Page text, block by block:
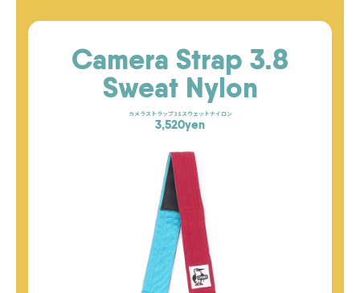
Camera Strap 3.8
Sweat Nylon
カメラストラップ3.8スウェットナイロン
3,520yen